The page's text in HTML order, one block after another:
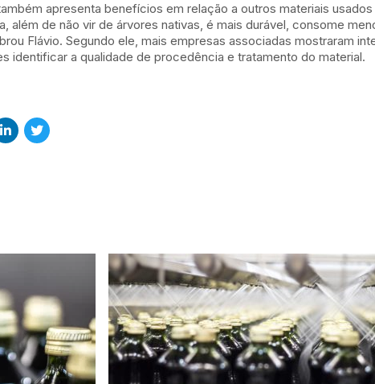
apresenta benefícios em relação a outros materiais
além de não vir de árvores nativas, é mais durável, consome
Flávio. Segundo ele, mais empresas associadas mostraram
identificar a qualidade de procedência e tratamento do material.